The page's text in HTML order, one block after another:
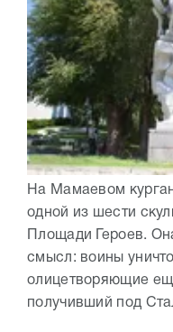
На Мамаевом
одной из шести
Площади Героев.
смысл: воины
олицетворяющие
получивший под